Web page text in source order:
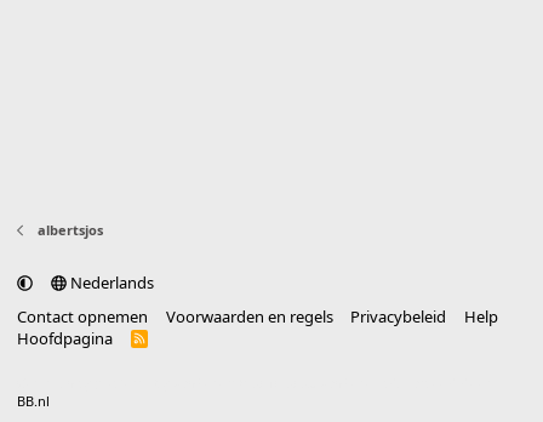
albertsjos
Nederlands
Contact opnemen
Voorwaarden en regels Privacybeleid
Help
Hoofdpagina
R
BB.nl